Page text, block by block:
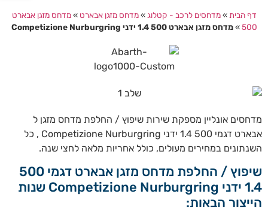
דף הבית »מדחסים לרכב - קטלוג »מדחס מזגן אבארט »מדחס מזגן אבארט
500
»מדחס מזגן אבארט 500 1.4 ידני Competizione Nurburgring
מדחסים אונליין מספקת שירות שיפוץ / החלפת מדחס מזגן ל
אבארט דגמי 500 1.4 ידני Competizione Nurburgring , כל
השנתונים במחירים מעולים, כולל אחריות מלאה לחצי שנה.
שיפוץ / החלפת מדחס מזגן אבארט דגמי 500
1.4 ידני Competizione Nurburgring שנות
הייצור הבאות: